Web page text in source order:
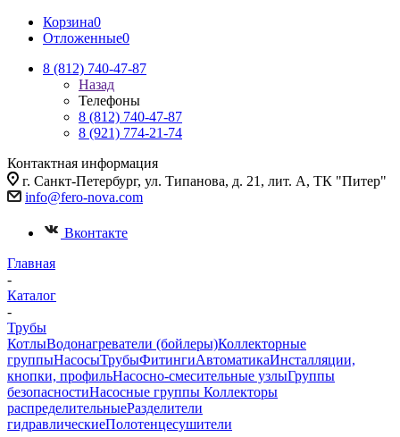
Корзина0
Отложенные0
8 (812) 740-47-87
Назад
Телефоны
8 (812) 740-47-87
8 (921) 774-21-74
Контактная информация
г. Санкт-Петербург, ул. Типанова, д. 21, лит. А, ТК "Питер"
info@fero-nova.com
Вконтакте
Главная
-
Каталог
-
Трубы
КотлыВодонагреватели (бойлеры)Коллекторные
группыНасосыТрубыФитингиАвтоматикаИнсталляции,
кнопки, профильНасосно-смесительные узлыГруппы
безопасностиНасосные группы Коллекторы
распределительныеРазделители
гидравлическиеПолотенцесушители